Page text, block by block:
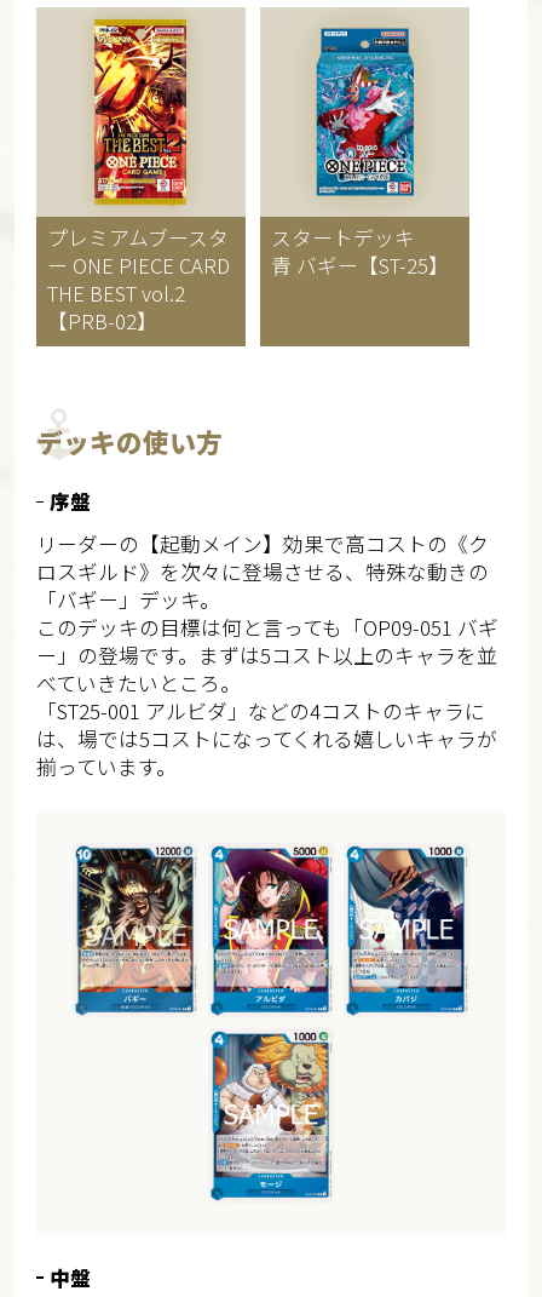
プレミアムブースタ
ー ONE PIECE CARD
THE BEST vol.2
【PRB-02】
スタートデッキ
青 バギー【ST-25】
デッキの使い方
序盤
リーダーの【起動メイン】効果で高コストの《ク
ロスギルド》を次々に登場させる、特殊な動きの
「バギー」デッキ。
このデッキの目標は何と言っても「OP09-051 バギ
ー」の登場です。まずは5コスト以上のキャラを並
べていきたいところ。
「ST25-001 アルビダ」などの4コストのキャラに
は、場では5コストになってくれる嬉しいキャラが
揃っています。
中盤